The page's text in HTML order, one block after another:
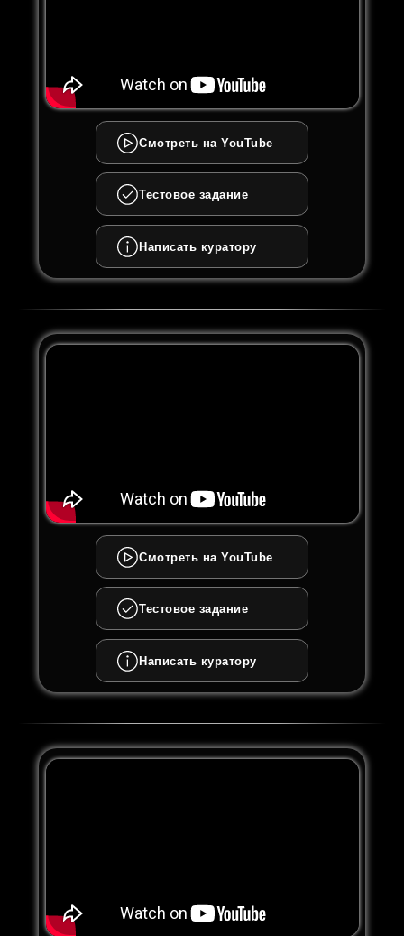
Смотреть на YouTube
Тестовое задание
Написать куратору
Смотреть на YouTube
Тестовое задание
Написать куратору